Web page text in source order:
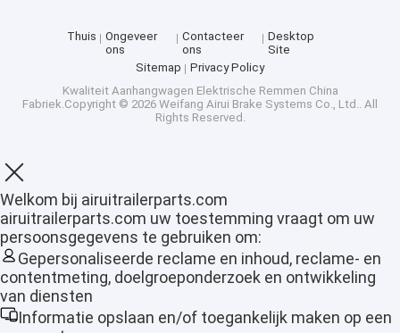
Thuis
Producten
VR-show
Thuis
Ongeveer
ons
Contacteer
ons
Desktop
Site
Sitemap
Privacy Policy
Kwaliteit Aanhangwagen Elektrische Remmen China
Fabriek.Copyright © 2026 Weifang Airui Brake Systems Co., Ltd.. All
Rights Reserved.
Welkom bij airuitrailerparts.com
airuitrailerparts.com uw toestemming vraagt om uw
persoonsgegevens te gebruiken om:
Gepersonaliseerde reclame en inhoud, reclame- en
contentmeting, doelgroeponderzoek en ontwikkeling
van diensten
Informatie opslaan en/of toegankelijk maken op een